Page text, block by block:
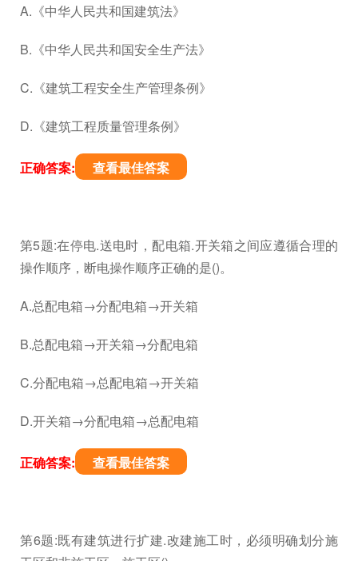
A.《中华人民共和国建筑法》
B.《中华人民共和国安全生产法》
C.《建筑工程安全生产管理条例》
D.《建筑工程质量管理条例》
正确答案: 查看最佳答案
第5题:在停电.送电时，配电箱.开关箱之间应遵循合理的
操作顺序，断电操作顺序正确的是()。
A.总配电箱→分配电箱→开关箱
B.总配电箱→开关箱→分配电箱
C.分配电箱→总配电箱→开关箱
D.开关箱→分配电箱→总配电箱
正确答案: 查看最佳答案
第6题:既有建筑进行扩建.改建施工时，必须明确划分施